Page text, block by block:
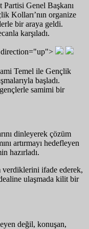
Partisi Genel Başkanı
Kolları’nın organize
bir araya geldi.
karşıladı.
Temel ile Gençlik
başladı.
samimi bir
dinleyerek çözüm
artırmayı hedefleyen
hazırladı.
verdiklerini ifade ederek,
ulaşmada kilit bir
değil, konuşan,